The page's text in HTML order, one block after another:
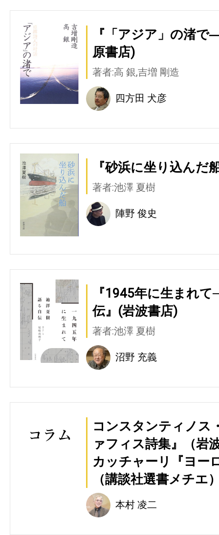
『「アジア」の渚
原書店)
著者:高 銀,吉増 剛造
四方田 犬彦
『砂浜に坐り込んだ
著者:池澤 夏樹
陣野 俊史
『1945年に生まれ
伝』(岩波書店)
著者:池澤 夏樹
沼野 充義
コンスタンティノス
ァフィス詩集』（岩
カッチャーリ『ヨー
（講談社選書メチエ
本村 凌二